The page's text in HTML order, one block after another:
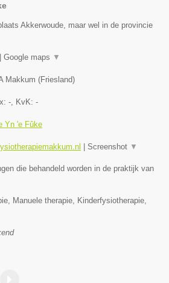
Akkerwoude, maar wel in de provincie
Google maps ▼
Makkum (Friesland)
-, KvK: -
Yn 'e Fûke
Screenshot ▼
die behandeld worden in de praktijk van
Manuele therapie, Kinderfysiotherapie,